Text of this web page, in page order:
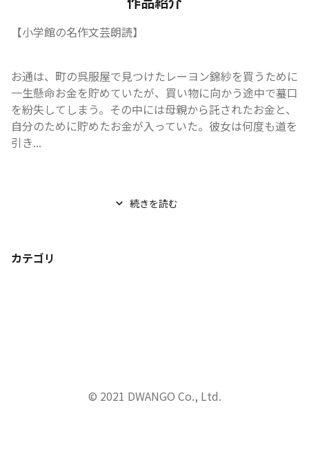
【小学館の名作文芸朗読】
お通は、町の呉服屋で見つけたレーヨン錦紗を買うために
一生懸命お金を貯めていたが、買い物に向かう途中で蟇口
を紛失してしまう。その中には母親から託されたお金と、
自分のために貯めたお金が入っていた。彼女は何度も道を
引き...
続きを読む
カテゴリ
© 2021 DWANGO Co., Ltd.